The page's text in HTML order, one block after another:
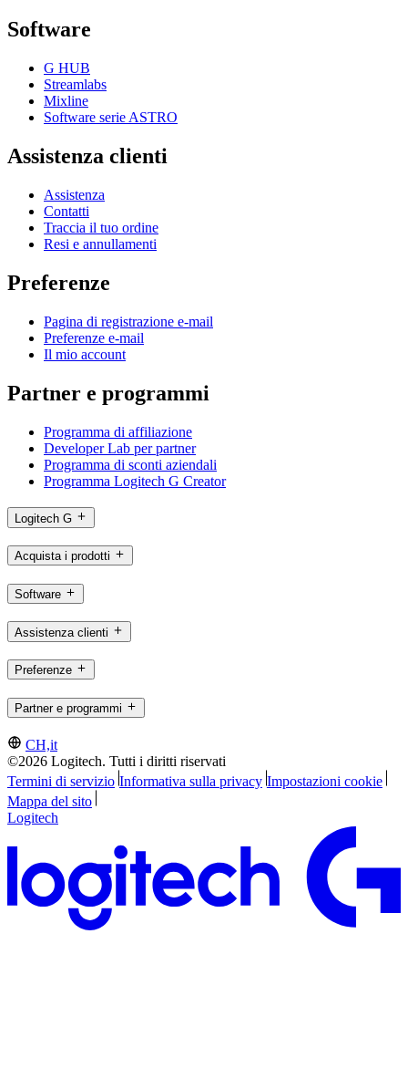
Software
G HUB
Streamlabs
Mixline
Software serie ASTRO
Assistenza clienti
Assistenza
Contatti
Traccia il tuo ordine
Resi e annullamenti
Preferenze
Pagina di registrazione e-mail
Preferenze e-mail
Il mio account
Partner e programmi
Programma di affiliazione
Developer Lab per partner
Programma di sconti aziendali
Programma Logitech G Creator
Logitech G
Acquista i prodotti
Software
Assistenza clienti
Preferenze
Partner e programmi
CH,it
©2026 Logitech. Tutti i diritti riservati
Termini di servizio Informativa sulla privacy Impostazioni cookie
Mappa del sito
Logitech